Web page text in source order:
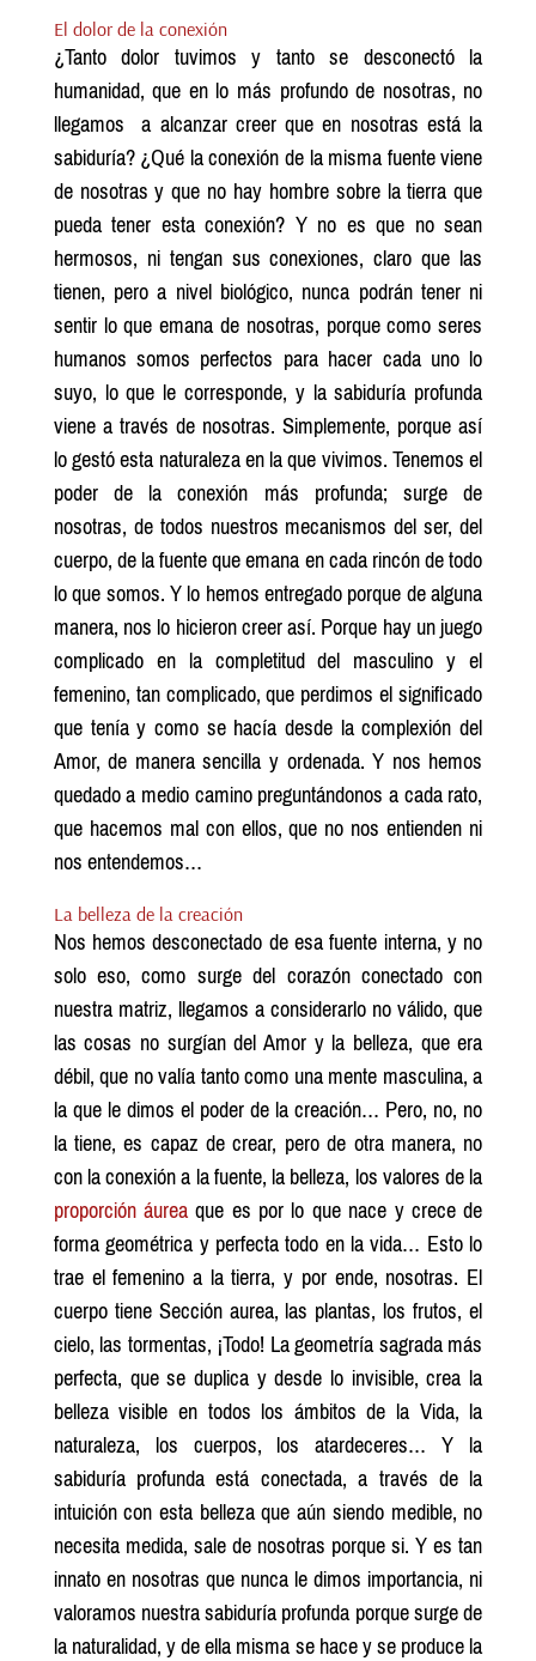
El dolor de la conexión
¿Tanto dolor tuvimos y tanto se desconectó la
humanidad, que en lo más profundo de nosotras, no
llegamos a alcanzar creer que en nosotras está la
sabiduría? ¿Qué la conexión de la misma fuente viene
de nosotras y que no hay hombre sobre la tierra que
pueda tener esta conexión? Y no es que no sean
hermosos, ni tengan sus conexiones, claro que las
tienen, pero a nivel biológico, nunca podrán tener ni
sentir lo que emana de nosotras, porque como seres
humanos somos perfectos para hacer cada uno lo
suyo, lo que le corresponde, y la sabiduría profunda
viene a través de nosotras. Simplemente, porque así
lo gestó esta naturaleza en la que vivimos. Tenemos el
poder de la conexión más profunda; surge de
nosotras, de todos nuestros mecanismos del ser, del
cuerpo, de la fuente que emana en cada rincón de todo
lo que somos. Y lo hemos entregado porque de alguna
manera, nos lo hicieron creer así. Porque hay un juego
complicado en la completitud del masculino y el
femenino, tan complicado, que perdimos el significado
que tenía y como se hacía desde la complexión del
Amor, de manera sencilla y ordenada. Y nos hemos
quedado a medio camino preguntándonos a cada rato,
que hacemos mal con ellos, que no nos entienden ni
nos entendemos…
La belleza de la creación
Nos hemos desconectado de esa fuente interna, y no
solo eso, como surge del corazón conectado con
nuestra matriz, llegamos a considerarlo no válido, que
las cosas no surgían del Amor y la belleza, que era
débil, que no valía tanto como una mente masculina, a
la que le dimos el poder de la creación… Pero, no, no
la tiene, es capaz de crear, pero de otra manera, no
con la conexión a la fuente, la belleza, los valores de la
proporción áureaque es por lo que nace y crece de
forma geométrica y perfecta todo en la vida… Esto lo
trae el femenino a la tierra, y por ende, nosotras. El
cuerpo tiene Sección aurea, las plantas, los frutos, el
cielo, las tormentas, ¡Todo! La geometría sagrada más
perfecta, que se duplica y desde lo invisible, crea la
belleza visible en todos los ámbitos de la Vida, la
naturaleza, los cuerpos, los atardeceres… Y la
sabiduría profunda está conectada, a través de la
intuición con esta belleza que aún siendo medible, no
necesita medida, sale de nosotras porque si. Y es tan
innato en nosotras que nunca le dimos importancia, ni
valoramos nuestra sabiduría profunda porque surge de
la naturalidad, y de ella misma se hace y se produce la